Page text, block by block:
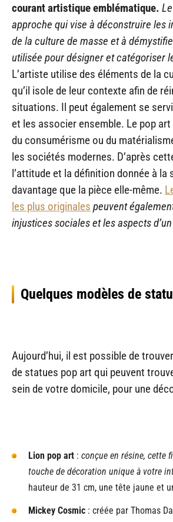
courant artistique emblématique.
approche qui vise à déconstruire les
de la culture de masse et à
utilisée pour désigner et catégoriser
L’artiste utilise des éléments de la
qu’il isole de leur contexte afin de
situations. Il peut également se
et les associer ensemble. Le pop
du consumérisme ou du
les sociétés modernes. D’après
l’attitude et la définition donnée à la
davantage que la pièce elle-même.
les plus originales peuvent
injustices sociales et les aspects
Quelques modèles de
Aujourd’hui, il est possible de
de statues pop art qui peuvent
sein de votre domicile, pour une
Lion pop art : conçue en résine, cette
touche de décoration unique à votre
hauteur de 31 cm, une tête jaune et
Mickey Cosmic : créée par Thomas